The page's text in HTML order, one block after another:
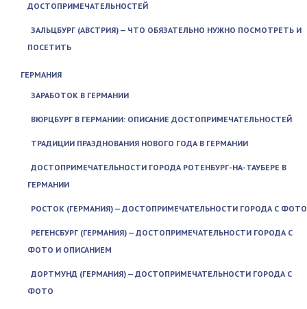
ДОСТОПРИМЕЧАТЕЛЬНОСТЕЙ
ЗАЛЬЦБУРГ (АВСТРИЯ) — ЧТО ОБЯЗАТЕЛЬНО НУЖНО ПОСМОТРЕТЬ И
ПОСЕТИТЬ
ГЕРМАНИЯ
ЗАРАБОТОК В ГЕРМАНИИ
ВЮРЦБУРГ В ГЕРМАНИИ: ОПИСАНИЕ ДОСТОПРИМЕЧАТЕЛЬНОСТЕЙ
ТРАДИЦИИ ПРАЗДНОВАНИЯ НОВОГО ГОДА В ГЕРМАНИИ
ДОСТОПРИМЕЧАТЕЛЬНОСТИ ГОРОДА РОТЕНБУРГ-НА-ТАУБЕРЕ В
ГЕРМАНИИ
РОСТОК (ГЕРМАНИЯ) — ДОСТОПРИМЕЧАТЕЛЬНОСТИ ГОРОДА С ФОТО
РЕГЕНСБУРГ (ГЕРМАНИЯ) — ДОСТОПРИМЕЧАТЕЛЬНОСТИ ГОРОДА С
ФОТО И ОПИСАНИЕМ
ДОРТМУНД (ГЕРМАНИЯ) — ДОСТОПРИМЕЧАТЕЛЬНОСТИ ГОРОДА С
ФОТО